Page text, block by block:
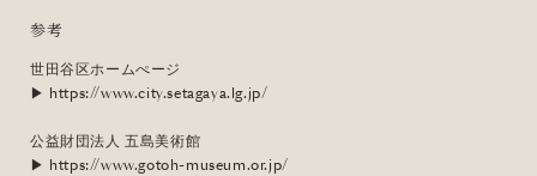
参考
世田谷区ホームぺージ
▶︎
https://www.city.setagaya.lg.jp/
公益財団法人 五島美術館
▶︎
https://www.gotoh-museum.or.jp/